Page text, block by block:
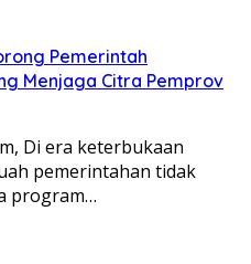
Pemerintah
Menjaga Citra Pemprov
Di era keterbukaan
pemerintahan tidak
program…